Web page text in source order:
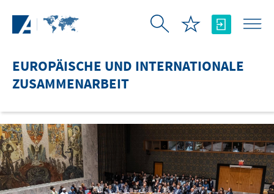
EUROPÄISCHE UND INTERNATIONALE
ZUSAMMENARBEIT